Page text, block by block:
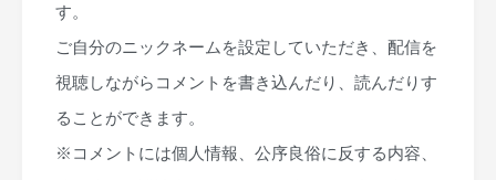
す。
ご自分のニックネームを設定していただき、配信を
視聴しながらコメントを書き込んだり、読んだりす
ることができます。
※コメントには個人情報、公序良俗に反する内容、